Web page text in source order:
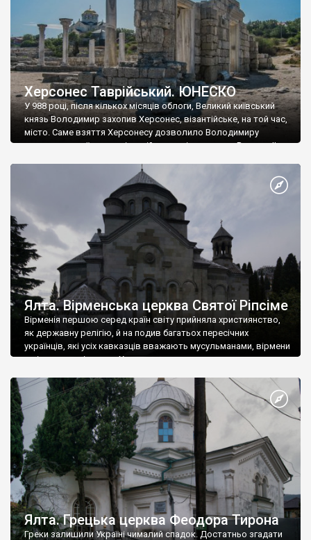
Херсонес Таврійський. ЮНЕСКО
У 988 році, після кількох місяців облоги, Великий київський
князь Володимир захопив Херсонес, візантійське, на той час,
місто. Саме взяття Херсонесу дозволило Володимиру
диктувати свої умови візантійському імператору Василю ІІ, та
Херсонесі Володимир-язичник, став Василем-християнином.
А потім було Хрещення Русі. На честь Херсонесу Таврійського
Ялта. Вірменська церква Святої Ріпсіме
Вірменія першою серед країн світу прийняла християнство,
як державну релігію, й на подив багатьох пересічних
українців, які усіх кавказців вважають мусульманами, вірмени
є відданими вірянами Христа
Ялта. Грецька церква Феодора Тирона
Греки залишили Україні чималий спадок. Достатньо згадати